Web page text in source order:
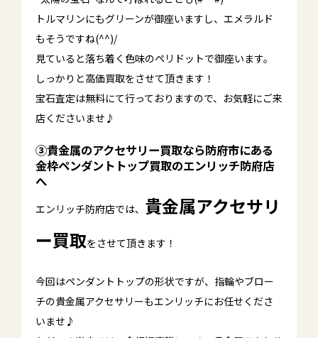
トルマリンにもグリーンが御座いますし、エメラルド
もそうですね(^^)/
見ていると落ち着く色味のペリドットで御座います。
しっかりと高価買取をさせて頂きます！
宝石査定は無料にて行っておりますので、お気軽にご来
店くださいませ♪
③貴金属のアクセサリー買取なら防府市にある
金枠ペンダントトップ買取のエンリッチ防府店
へ
エンリッチ防府店では、 貴金属アクセサリ
ー買取をさせて頂きます！
今回はペンダントトップの形状ですが、指輪やブロー
チの貴金属アクセサリーもエンリッチにお任せくださ
いませ♪